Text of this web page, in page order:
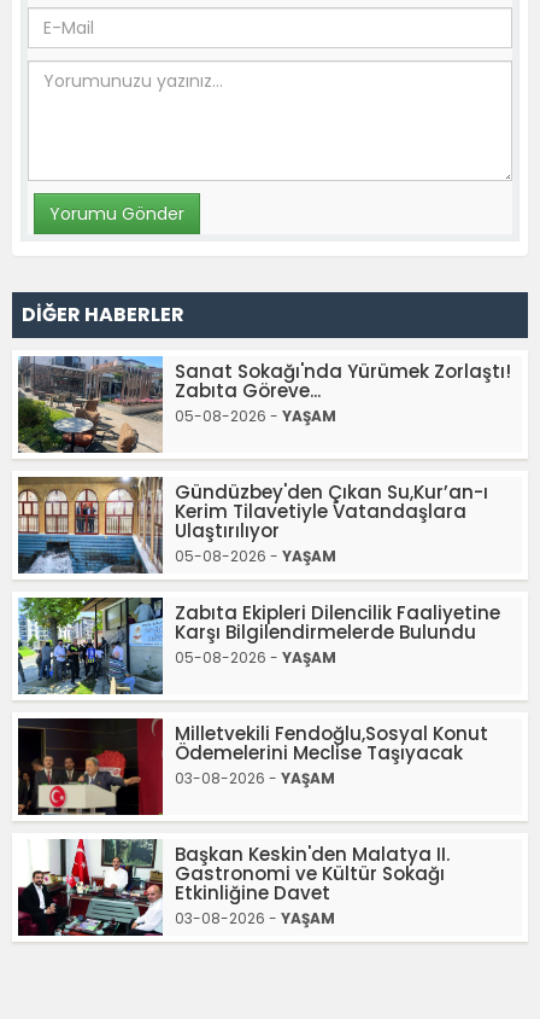
DİĞER HABERLER
Sanat Sokağı'nda Yürümek Zorlaştı!
Zabıta Göreve...
05-08-2026 - YAŞAM
Gündüzbey'den Çıkan Su,Kur’an-ı
Kerim Tilavetiyle Vatandaşlara
Ulaştırılıyor
05-08-2026 - YAŞAM
Zabıta Ekipleri Dilencilik Faaliyetine
Karşı Bilgilendirmelerde Bulundu
05-08-2026 - YAŞAM
Milletvekili Fendoğlu,Sosyal Konut
Ödemelerini Meclise Taşıyacak
03-08-2026 - YAŞAM
Başkan Keskin'den Malatya II.
Gastronomi ve Kültür Sokağı
Etkinliğine Davet
03-08-2026 - YAŞAM